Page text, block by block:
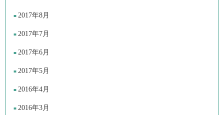
2017年8月
2017年7月
2017年6月
2017年5月
2016年4月
2016年3月